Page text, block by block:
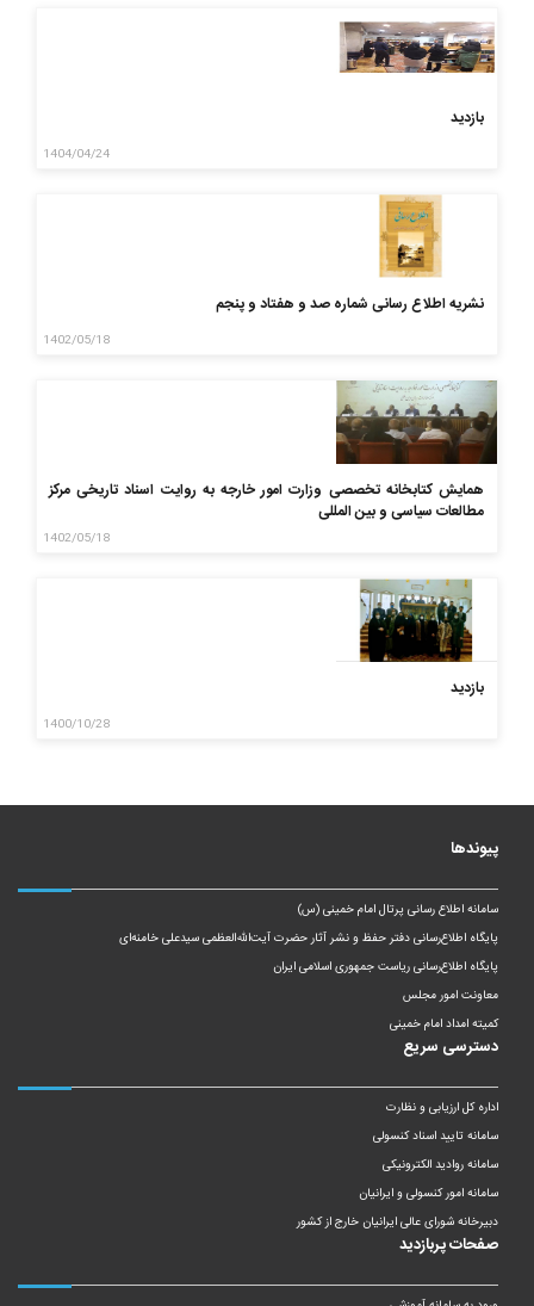
بازدید
1404/04/24
نشریه اطلاع رسانی شماره صد و هفتاد و پنجم
1402/05/18
همایش کتابخانه تخصصی وزارت امور خارجه به روایت اسناد تاریخی مرکز
مطالعات سیاسی و بین المللی
1402/05/18
بازدید
1400/10/28
پیوندها
سامانه اطلاع رسانی پرتال امام خمینی (س)
پایگاه اطلاع‌رسانی دفتر حفظ و نشر آثار حضرت آیت‌الله‌العظمی سیدعلی خامنه‌ای
پایگاه اطلاع‌رسانی ریاست‌ جمهوری اسلامی ایران
معاونت امور مجلس
کمیته امداد امام خمینی
دسترسی سریع
اداره کل ارزیابی و نظارت
سامانه تایید اسناد کنسولی
سامانه روادید الکترونیکی
سامانه امور کنسولی و ایرانیان
دبیرخانه شورای عالی ایرانیان خارج از کشور
صفحات پربازدید